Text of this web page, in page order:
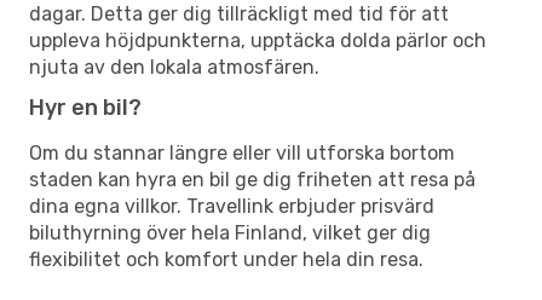
dagar. Detta ger dig tillräckligt med tid för att
uppleva höjdpunkterna, upptäcka dolda pärlor och
njuta av den lokala atmosfären.
Hyr en bil?
Om du stannar längre eller vill utforska bortom
staden kan hyra en bil ge dig friheten att resa på
dina egna villkor. Travellink erbjuder prisvärd
biluthyrning över hela Finland, vilket ger dig
flexibilitet och komfort under hela din resa.